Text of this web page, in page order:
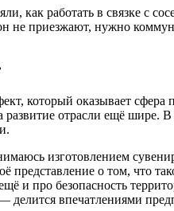
как работать в связке с
не приезжают, нужно
который оказывает сфера
развитие отрасли ещё шире.
изготовлением
представление о том, что
ещё и про безопасность
впечатлениями